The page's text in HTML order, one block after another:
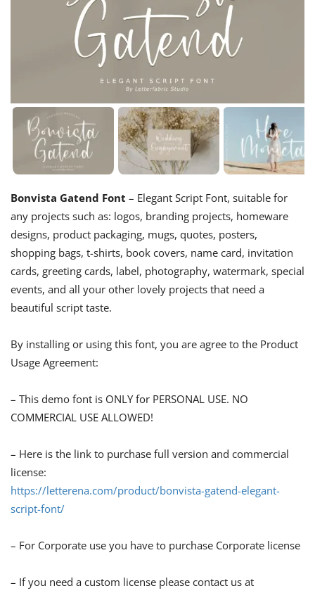
Bonvista Gatend Font – Elegant Script Font, suitable for
any projects such as: logos, branding projects, homeware
designs, product packaging, mugs, quotes, posters,
shopping bags, t-shirts, book covers, name card, invitation
cards, greeting cards, label, photography, watermark, special
events, and all your other lovely projects that need a
beautiful script taste.
By installing or using this font, you are agree to the Product
Usage Agreement:
– This demo font is ONLY for PERSONAL USE. NO
COMMERCIAL USE ALLOWED!
– Here is the link to purchase full version and commercial
license:
https://letterena.com/product/bonvista-gatend-elegant-
script-font/
– For Corporate use you have to purchase Corporate license
– If you need a custom license please contact us at